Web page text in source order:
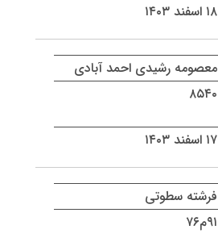
۱۸ اسفند ۱۴۰۳
معصومه رشیدی احمد آبادی
۸۵۴۰
۱۷ اسفند ۱۴۰۳
فرشته سطوتی
۹۱م۷۶